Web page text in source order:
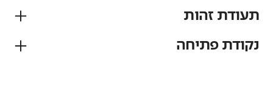
תעודת זהות
פיקוח
נקודת פתיחה